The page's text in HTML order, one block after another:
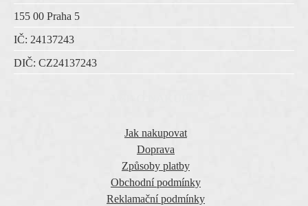
155 00 Praha 5
IČ: 24137243
DIČ: CZ24137243
Jak nakupovat
Doprava
Způsoby platby
Obchodní podmínky
Reklamační podmínky